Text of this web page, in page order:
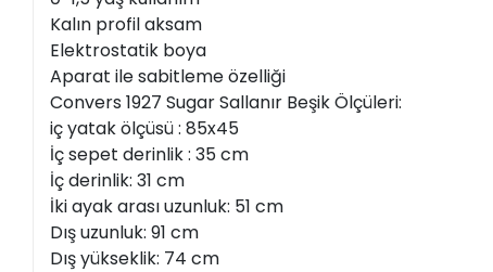
Kalın profil aksam
Elektrostatik boya
Aparat ile sabitleme özelliği
Convers 1927 Sugar Sallanır Beşik Ölçüleri:
iç yatak ölçüsü : 85x45
İç sepet derinlik : 35 cm
İç derinlik: 31 cm
İki ayak arası uzunluk: 51 cm
Dış uzunluk: 91 cm
Dış yükseklik: 74 cm